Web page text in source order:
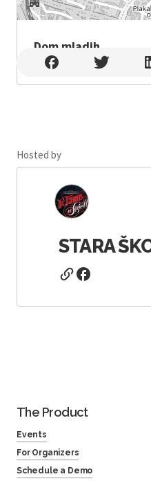
Dom mladih
Dom mladih , Split
Hosted by
STARA
The Product
Events
For Organizers
Schedule a Demo